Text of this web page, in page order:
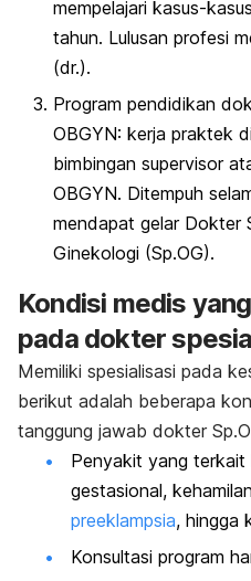
mempelajari kasus-
tahun. Lulusan profesi
(dr.).
Program pendidikan
OBGYN: kerja praktek
bimbingan supervisor
OBGYN. Ditempuh
mendapat gelar Dokter
Ginekologi (Sp.OG).
Kondisi medis
pada dokter
Memiliki spesialisasi pada
berikut adalah beberapa
tanggung jawab dokter
Penyakit yang terkait
gestasional,
preeklampsia, hingga
Konsultasi program